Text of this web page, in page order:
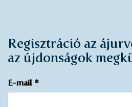
Regisztráció az
az újdonságok
E-mail *